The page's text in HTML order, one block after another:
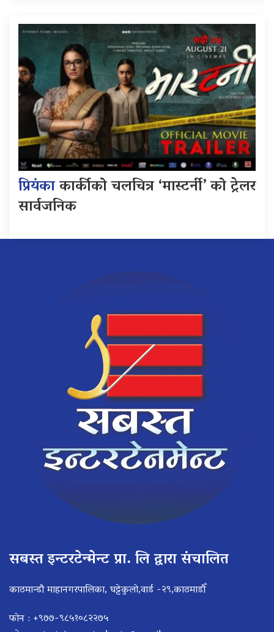
प्रियंकाकार्कीको चलचित्र ‘मास्टर्नी’ को ट्रेलर
सार्वजनिक
सबस्त इन्टरटेन्मेन्ट प्रा. लि द्वारा संचालित
काठमान्डौ माहानगरपालिका, घट्टेकुलो,वार्ड -२९,काठमाडौँ
फोन : +९७७-९८५१०८२२७५